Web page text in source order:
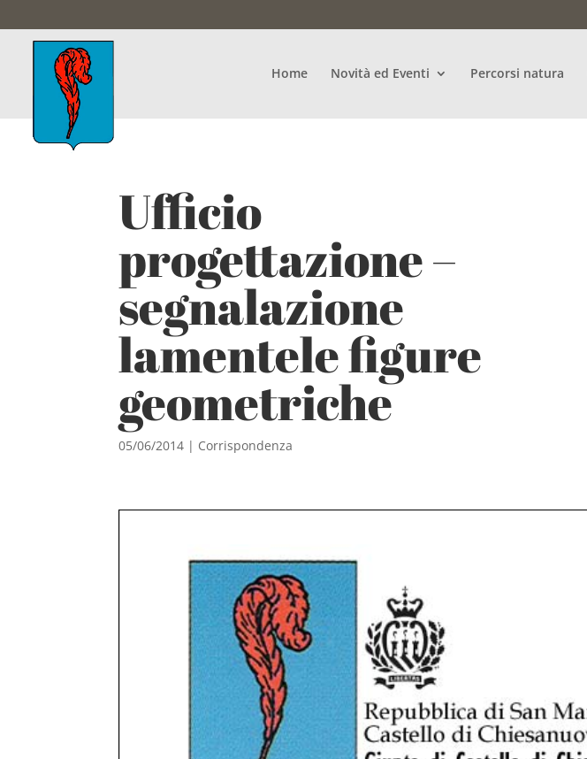
Home Novità ed Eventi Percorsi natura
Ufficio
progettazione –
segnalazione
lamentele figure
geometriche
05/06/2014 | Corrispondenza